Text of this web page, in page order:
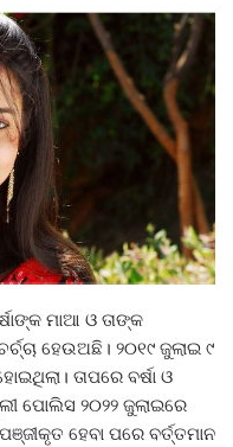
ମାଆ ଓ ତାଙ୍କ
ହେଉଅଛି। ୨୦୧୯ ଜୁଲାଇ ୯
ତାପରେ ବର୍ଷା ଓ
ପୋଲିସ ୨୦୨୨ ଜୁଲାଇରେ
ହେବା ପରେ ବର୍ତ୍ତମାନ